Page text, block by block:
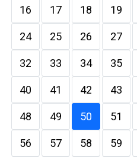
16 17 18 19
24 25 26 27
32 33 34 35
40 41 42 43
48 49 50 51
56 57 58 59